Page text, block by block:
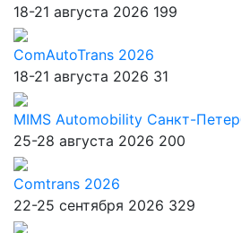
18-21 августа 2026 199
ComAutoTrans 2026
18-21 августа 2026 31
MIMS Automobility Санкт-
25-28 августа 2026 200
Comtrans 2026
22-25 сентября 2026 329